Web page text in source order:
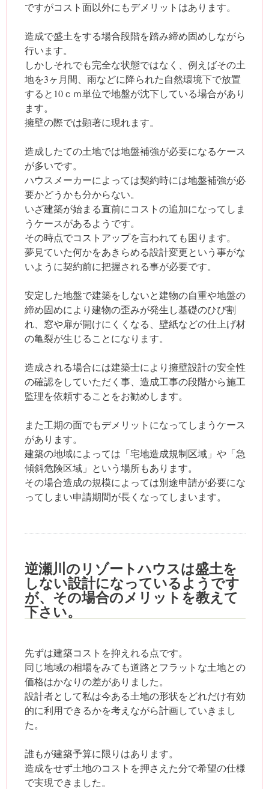
ですがコスト面以外にもデメリットはあります。
造成で盛土をする場合段階を踏み締め固めしながら
行います。
しかしそれでも完全な状態ではなく、例えばその土
地を3ヶ月間、雨などに降られた自然環境下で放置
すると10ｃｍ単位で地盤が沈下している場合があり
ます。
擁壁の際では顕著に現れます。
造成したての土地では地盤補強が必要になるケース
が多いです。
ハウスメーカーによっては契約時には地盤補強が必
要かどうかも分からない。
いざ建築が始まる直前にコストの追加になってしま
うケースがあるようです。
その時点でコストアップを言われても困ります。
夢見ていた何かをあきらめる設計変更という事がな
いように契約前に把握される事が必要です。
安定した地盤で建築をしないと建物の自重や地盤の
締め固めにより建物の歪みが発生し基礎のひび割
れ、窓や扉が開けにくくなる、壁紙などの仕上げ材
の亀裂が生じることになります。
造成される場合には建築士により擁壁設計の安全性
の確認をしていただく事、造成工事の段階から施工
監理を依頼することをお勧めします。
また工期の面でもデメリットになってしまうケース
があります。
建築の地域によっては「宅地造成規制区域」や「急
傾斜危険区域」という場所もあります。
その場合造成の規模によっては別途申請が必要にな
ってしまい申請期間が長くなってしまいます。
逆瀬川のリゾートハウスは盛土を
しない設計になっているようです
が、その場合のメリットを教えて
下さい。
先ずは建築コストを抑えれる点です。
同じ地域の相場をみても道路とフラットな土地との
価格はかなりの差がありました。
設計者として私は今ある土地の形状をどれだけ有効
的に利用できるかを考えながら計画していきまし
た。
誰もが建築予算に限りはあります。
造成をせず土地のコストを押さえた分で希望の仕様
で実現できました。